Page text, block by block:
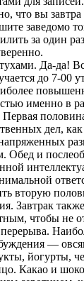
что вы
заведомо
за один
Да-да!
до 7-00
именно в
дел, как
Обед и
вторую
Завтрак
чтобы не
—
йогурты,
Какао и